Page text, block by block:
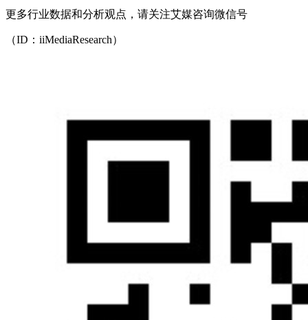
更多行业数据和分析观点，请关注艾媒咨询微信号
（ID：iiMediaResearch）